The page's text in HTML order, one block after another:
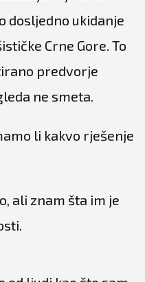
dosljedno ukidanje
Crne Gore. To
predvorje
ne smeta.
li kakvo rješenje
ali znam šta im je